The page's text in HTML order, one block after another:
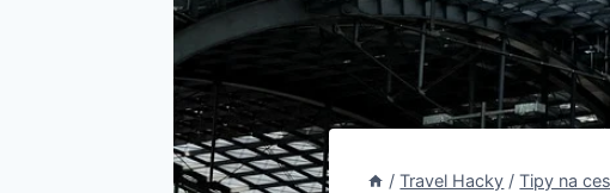
/ Travel Hacky / Tipy na